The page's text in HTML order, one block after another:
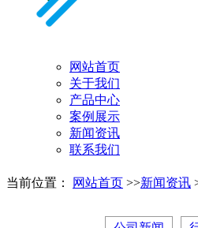
网站首页
关于我们
产品中心
案例展示
新闻资讯
联系我们
当前位置： 网站首页 >>新闻资讯